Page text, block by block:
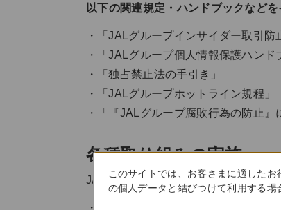
以下の関連規定・ハンドブックなど
「JALグループインサイダー取引防
「JALグループ個人情報保護ハンド
「独占禁止法の手引き」
「JALグループホットライン規程」
「『JALグループ腐敗行為の防止
各種取り組みの実施
JALグループ全社員を対象に、以下
このサイトでは、お客さまに適した
の個人データと結びつけて利用する場